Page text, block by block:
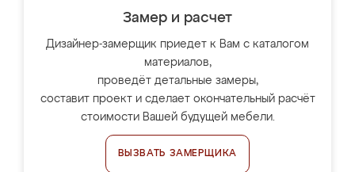
Замер и расчет
Дизайнер-замерщик приедет к Вам с каталогом
материалов,
проведёт детальные замеры,
составит проект и сделает окончательный расчёт
стоимости Вашей будущей мебели.
ВЫЗВАТЬ ЗАМЕРЩИКА